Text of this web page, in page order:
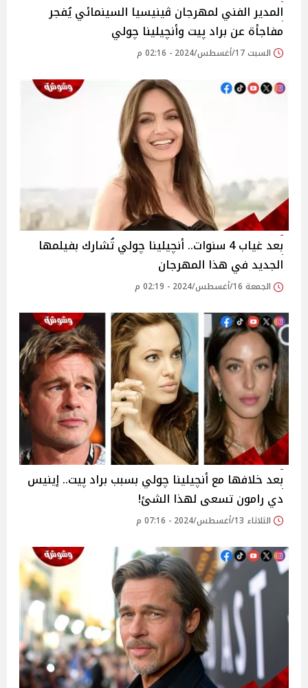
المدير الفني لمهرجان ڤينيسيا السينمائي يُفجر
مفاجأة عن براد پيت وأنچيلينا چولي
السبت 17/أغسطس/2024 - 02:16 م
بعد غياب 4 سنوات.. أنچيلينا چولي تُشارك بفيلمها
الجديد في هذا المهرجان
الجمعة 16/أغسطس/2024 - 02:19 م
بعد خلافها مع أنچيلينا چولي بسبب براد پيت.. إينيس
دي رامون تسعى لهذا الشئ!
الثلاثاء 13/أغسطس/2024 - 07:16 م